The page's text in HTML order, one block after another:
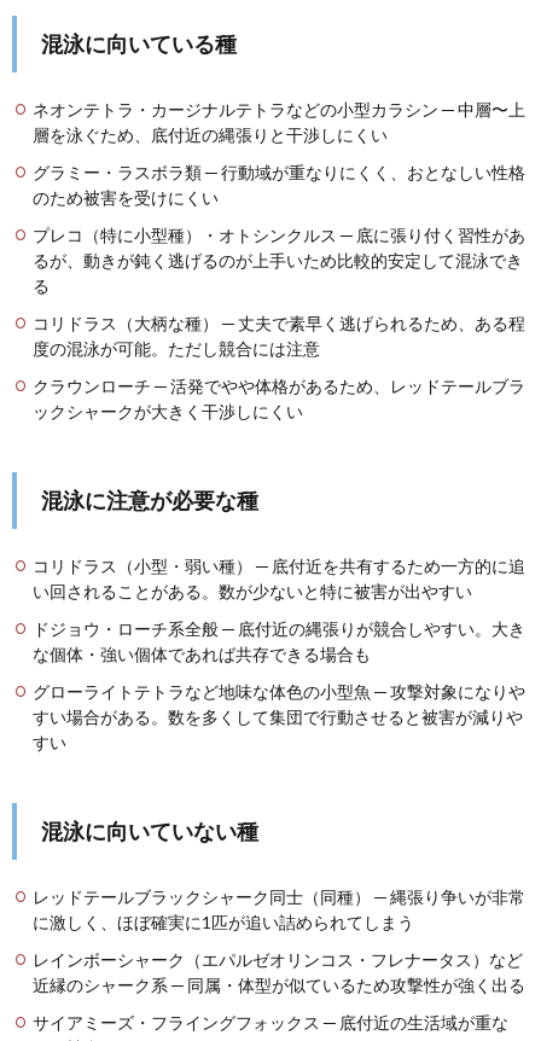
混泳に向いている種
ネオンテトラ・カージナルテトラなどの小型カラシン ─ 中層〜上
層を泳ぐため、底付近の縄張りと干渉しにくい
グラミー・ラスボラ類 ─ 行動域が重なりにくく、おとなしい性格
のため被害を受けにくい
プレコ（特に小型種）・オトシンクルス ─ 底に張り付く習性があ
るが、動きが鈍く逃げるのが上手いため比較的安定して混泳でき
る
コリドラス（大柄な種） ─ 丈夫で素早く逃げられるため、ある程
度の混泳が可能。ただし競合には注意
クラウンローチ ─ 活発でやや体格があるため、レッドテールブラ
ックシャークが大きく干渉しにくい
混泳に注意が必要な種
コリドラス（小型・弱い種） ─ 底付近を共有するため一方的に追
い回されることがある。数が少ないと特に被害が出やすい
ドジョウ・ローチ系全般 ─ 底付近の縄張りが競合しやすい。大き
な個体・強い個体であれば共存できる場合も
グローライトテトラなど地味な体色の小型魚 ─ 攻撃対象になりや
すい場合がある。数を多くして集団で行動させると被害が減りや
すい
混泳に向いていない種
レッドテールブラックシャーク同士（同種） ─ 縄張り争いが非常
に激しく、ほぼ確実に1匹が追い詰められてしまう
レインボーシャーク（エパルゼオリンコス・フレナータス）など
近縁のシャーク系 ─ 同属・体型が似ているため攻撃性が強く出る
サイアミーズ・フライングフォックス ─ 底付近の生活域が重な